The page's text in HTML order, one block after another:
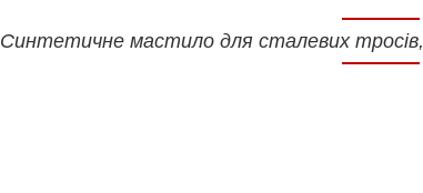
Синтетичне мастило для сталевих тросів,